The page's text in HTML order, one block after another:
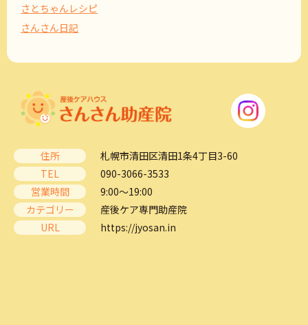
さとちゃんレシピ
さんさん日記
住所
札幌市清田区清田1条4丁目3-60
TEL
090-3066-3533
営業時間
9:00～19:00
カテゴリー
産後ケア専門助産院
URL
https://jyosan.in